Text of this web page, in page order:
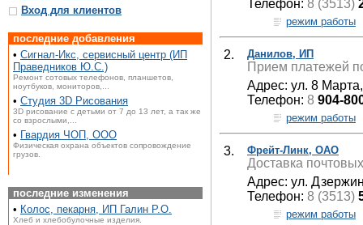
Вход для клиентов
последние добавления
• Сигнал-Икс, сервисный центр (ИП
Праведников Ю.С.)
Ремонт сотовых телефонов, планшетов,
ноутбуков, мониторов,...
• Студия 3D Рисования
3D рисование с детьми от 7 до 13 лет, а так же
со взрослыми,...
• Гвардия ЧОП, ООО
Физическая охрана объектов сопровождение
грузов.
последние изменения
• Колос, пекарня, ИП Галин Р.О.
Хлеб и хлебобулочные изделия.
Телефон: 8 (3513)
режим работы
2. Данилов, ИП
Прием платежей
Адрес: ул. 8
Телефон: 8 904-
режим работы
3. Фрейт-Линк, ОАО
Доставка
Адрес: ул.
Телефон: 8 (3513)
режим работы